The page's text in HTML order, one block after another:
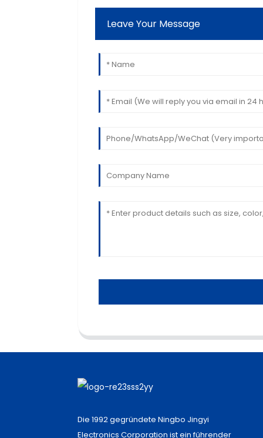
Leave Your Message
Die 1992 gegründete Ningbo Jingyi
Electronics Corporation ist ein führender